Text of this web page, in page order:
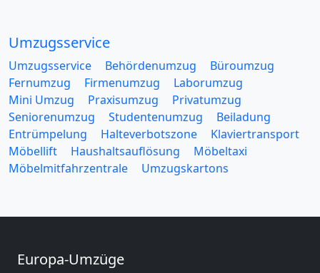
Umzugsservice
Umzugsservice Behördenumzug
Büroumzug
Fernumzug
Firmenumzug
Laborumzug
Mini Umzug
Praxisumzug
Privatumzug
Seniorenumzug
Studentenumzug
Beiladung
Entrümpelung
Halteverbotszone
Klaviertransport
Möbellift
Haushaltsauflösung
Möbeltaxi
Möbelmitfahrzentrale
Umzugskartons
Europa-Umzüge